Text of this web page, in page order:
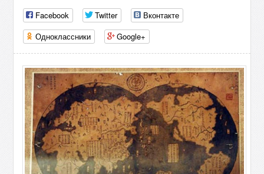
Facebook Twitter
Вконтакте
Одноклассники
Google+